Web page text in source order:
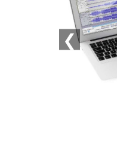
❮